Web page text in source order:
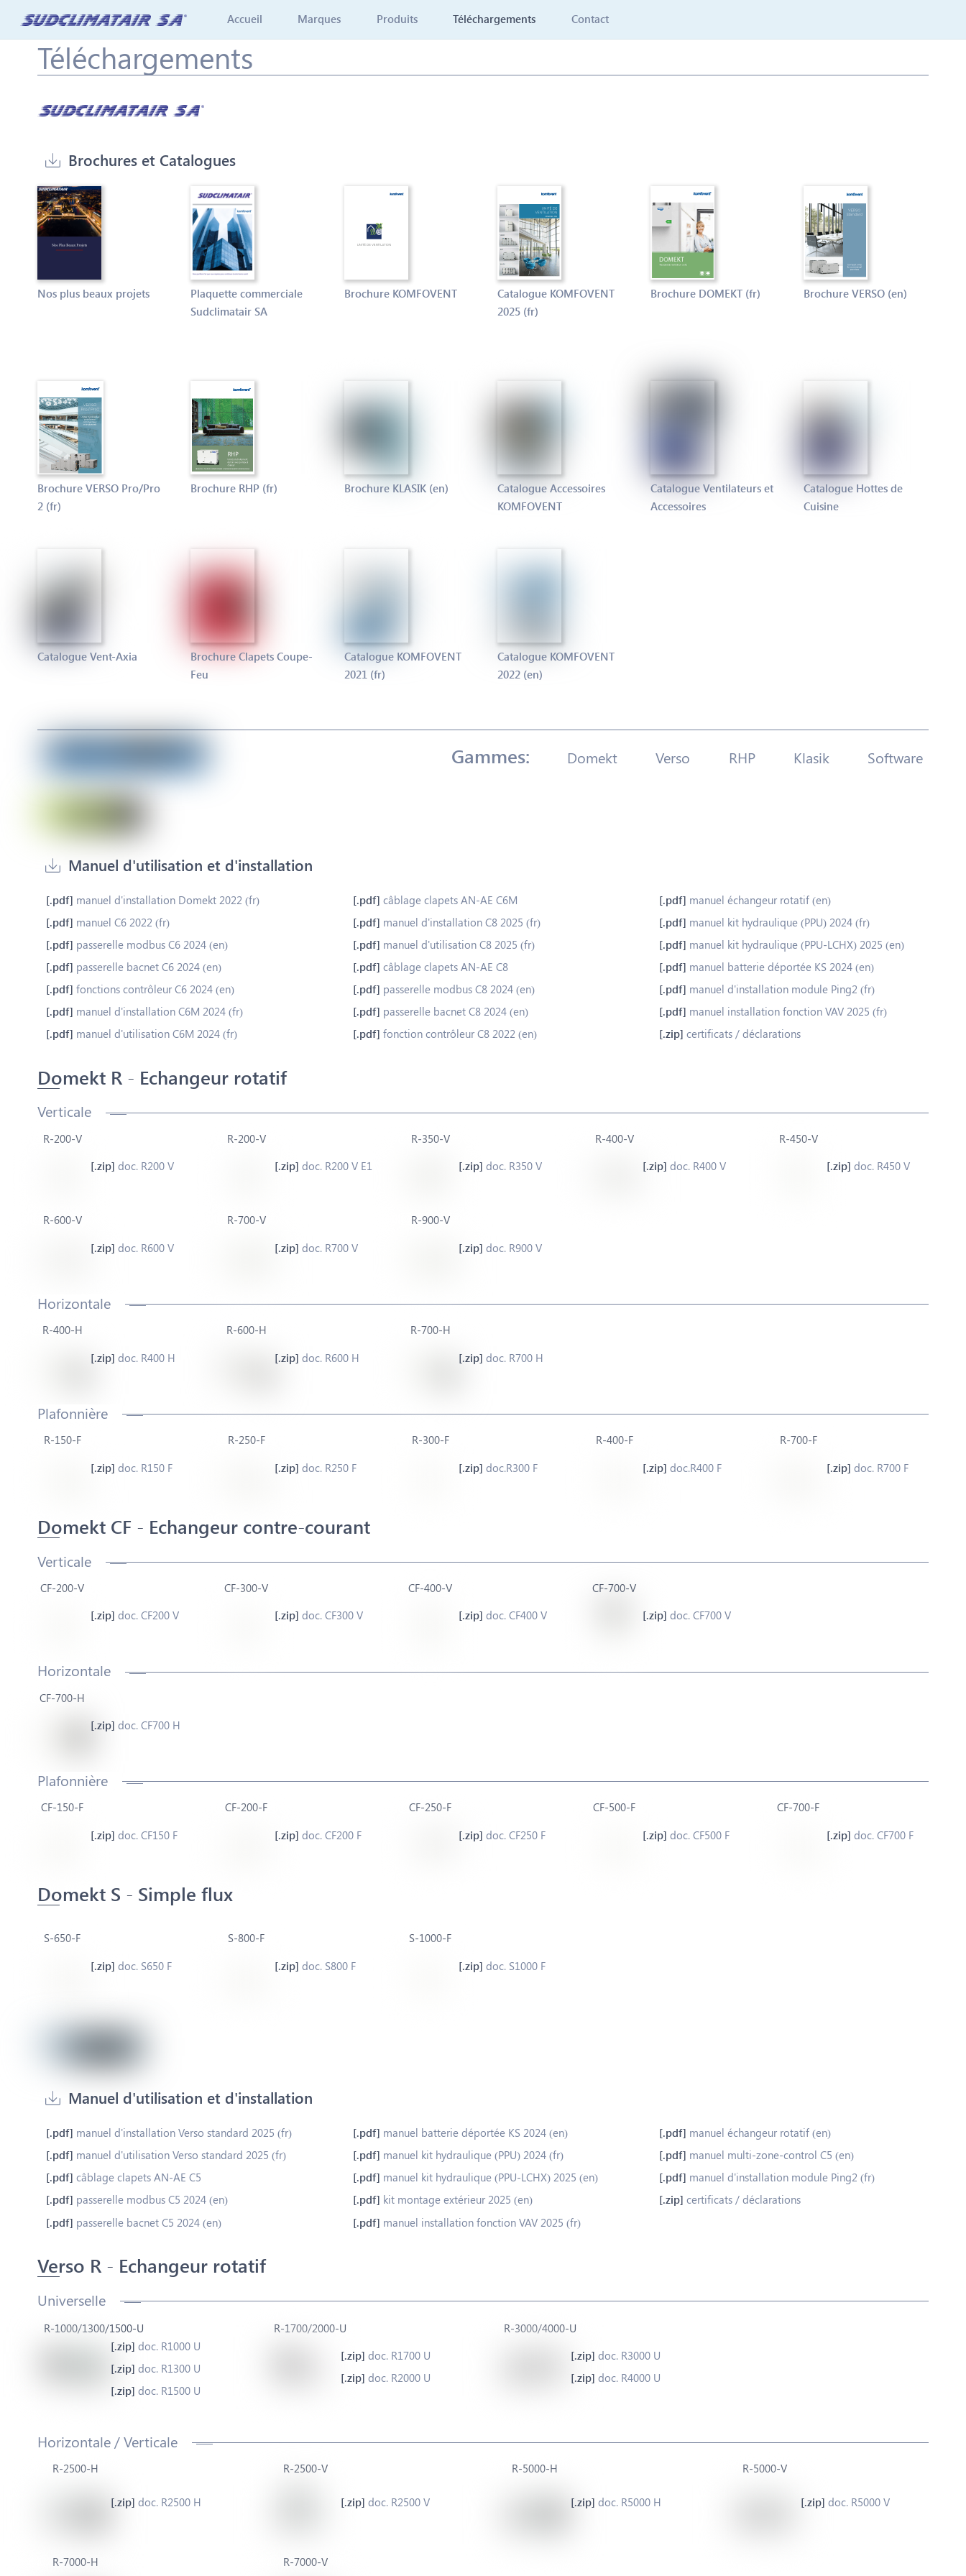
content
Accueil Marques Produits Téléchargements Contact
Téléchargements
Brochures et Catalogues
Nos plus beaux projets
Plaquette commerciale
Sudclimatair SA
Brochure KOMFOVENT
Catalogue KOMFOVENT
2025 (fr)
Brochure DOMEKT (fr) Brochure VERSO (en)
Brochure VERSO Pro/Pro
2 (fr)
Brochure RHP (fr) Brochure KLASIK (en)
Catalogue Accessoires
KOMFOVENT
Catalogue Ventilateurs et
Accessoires
Catalogue Hottes de
Cuisine
Catalogue Vent-Axia
Brochure Clapets Coupe-
Feu
Catalogue KOMFOVENT
2021 (fr)
Catalogue KOMFOVENT
2022 (en)
Domekt Verso RHP Klasik Software
Manuel d'utilisation et d'installation
manuel d'installation Domekt 2022 (fr)
manuel C6 2022 (fr)
passerelle modbus C6 2024 (en)
passerelle bacnet C6 2024 (en)
fonctions contrôleur C6 2024 (en)
manuel d'installation C6M 2024 (fr)
manuel d'utilisation C6M 2024 (fr)
câblage clapets AN-AE C6M
manuel d'installation C8 2025 (fr)
manuel d'utilisation C8 2025 (fr)
câblage clapets AN-AE C8
passerelle modbus C8 2024 (en)
passerelle bacnet C8 2024 (en)
fonction contrôleur C8 2022 (en)
manuel échangeur rotatif (en)
manuel kit hydraulique (PPU) 2024 (fr)
manuel kit hydraulique (PPU-LCHX) 2025 (en)
manuel batterie déportée KS 2024 (en)
manuel d'installation module Ping2 (fr)
manuel installation fonction VAV 2025 (fr)
certificats / déclarations
Domekt R - Echangeur rotatif
Verticale
R-200-V
doc. R200 V
R-200-V
doc. R200 V E1
R-350-V
doc. R350 V
R-400-V
doc. R400 V
R-450-V
doc. R450 V
R-600-V
doc. R600 V
R-700-V
doc. R700 V
R-900-V
doc. R900 V
Horizontale
R-400-H
doc. R400 H
R-600-H
doc. R600 H
R-700-H
doc. R700 H
Plafonnière
R-150-F
doc. R150 F
R-250-F
doc. R250 F
R-300-F
doc.R300 F
R-400-F
doc.R400 F
R-700-F
doc. R700 F
Domekt CF - Echangeur contre-courant
Verticale
CF-200-V
doc. CF200 V
CF-300-V
doc. CF300 V
CF-400-V
doc. CF400 V
CF-700-V
doc. CF700 V
Horizontale
CF-700-H
doc. CF700 H
Plafonnière
CF-150-F
doc. CF150 F
CF-200-F
doc. CF200 F
CF-250-F
doc. CF250 F
CF-500-F
doc. CF500 F
CF-700-F
doc. CF700 F
Domekt S - Simple flux
S-650-F
doc. S650 F
S-800-F
doc. S800 F
S-1000-F
doc. S1000 F
Manuel d'utilisation et d'installation
manuel d'installation Verso standard 2025 (fr)
manuel d'utilisation Verso standard 2025 (fr)
câblage clapets AN-AE C5
passerelle modbus C5 2024 (en)
passerelle bacnet C5 2024 (en)
manuel batterie déportée KS 2024 (en)
manuel kit hydraulique (PPU) 2024 (fr)
manuel kit hydraulique (PPU-LCHX) 2025 (en)
kit montage extérieur 2025 (en)
manuel installation fonction VAV 2025 (fr)
manuel échangeur rotatif (en)
manuel multi-zone-control C5 (en)
manuel d'installation module Ping2 (fr)
certificats / déclarations
Verso R - Echangeur rotatif
Universelle
R-1000/1300/1500-U
doc. R1000 U
doc. R1300 U
doc. R1500 U
R-1700/2000-U
doc. R1700 U
doc. R2000 U
R-3000/4000-U
doc. R3000 U
doc. R4000 U
Horizontale / Verticale
R-2500-H
doc. R2500 H
R-2500-V
doc. R2500 V
R-5000-H
doc. R5000 H
R-5000-V
doc. R5000 V
R-7000-H R-7000-V